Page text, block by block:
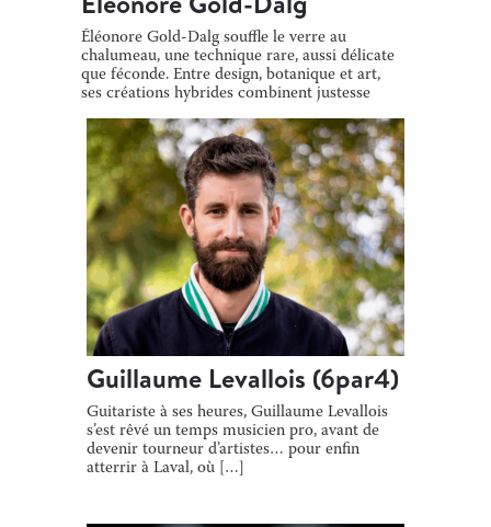
Éléonore Gold-Dalg souffle le verre au
chalumeau, une technique rare, aussi délicate
que féconde. Entre design, botanique et art,
ses créations hybrides combinent justesse
Guillaume Levallois (6par4)
Guitariste à ses heures, Guillaume Levallois
s’est rêvé un temps musicien pro, avant de
devenir tourneur d’artistes… pour enfin
atterrir à Laval, où […]